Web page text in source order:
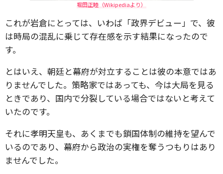
堀田正睦（Wikipediaより）
これが岩倉にとっては、いわば「政界デビュー」で、彼
は時局の混乱に乗じて存在感を示す結果になったので
す。
とはいえ、朝廷と幕府が対立することは彼の本意ではあ
りませんでした。策略家ではあっても、今は大局を見る
ときであり、国内で分裂している場合ではないと考えて
いたのです。
それに孝明天皇も、あくまでも鎖国体制の維持を望んで
いるのであり、幕府から政治の実権を奪うつもりはあり
ませんでした。